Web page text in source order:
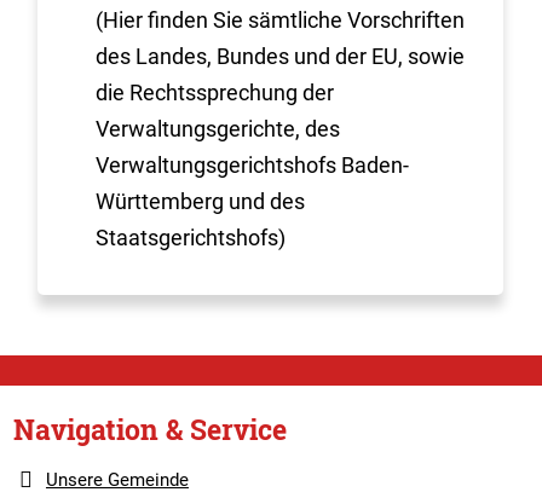
(Hier finden Sie sämtliche Vorschriften
des Landes, Bundes und der EU, sowie
die Rechtssprechung der
Verwaltungsgerichte, des
Verwaltungsgerichtshofs Baden-
Württemberg und des
Staatsgerichtshofs)
Navigation & Service
Unsere Gemeinde